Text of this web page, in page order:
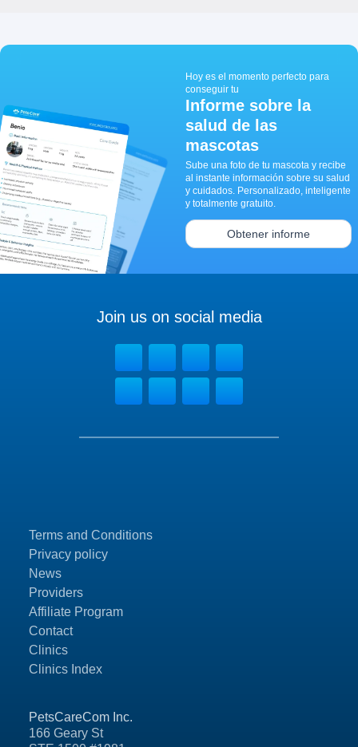
Hoy es el momento perfecto para
conseguir tu
Informe sobre la
salud de las
mascotas
Sube una foto de tu mascota y recibe
al instante información sobre su salud
y cuidados. Personalizado, inteligente
y totalmente gratuito.
Obtener informe
PetsCareCom Inc.
166 Geary St
Terms and Conditions
Privacy policy
News
Providers
Affiliate Program
Contact
Clinics
Clinics Index
Join us on social media